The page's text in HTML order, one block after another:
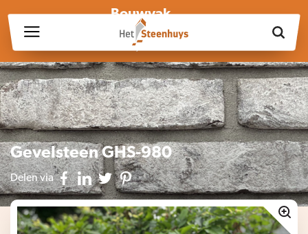
Bouwvak
Wij zijn wegens de bouwvak gesloten op vrijdag 17 juli en in
week 30, 31 en 32.
Gevelsteen GHS-980
Delen via